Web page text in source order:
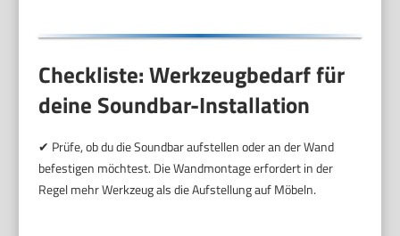
Checkliste: Werkzeugbedarf für
deine Soundbar-Installation
✔ Prüfe, ob du die Soundbar aufstellen oder an der Wand
befestigen möchtest. Die Wandmontage erfordert in der
Regel mehr Werkzeug als die Aufstellung auf Möbeln.